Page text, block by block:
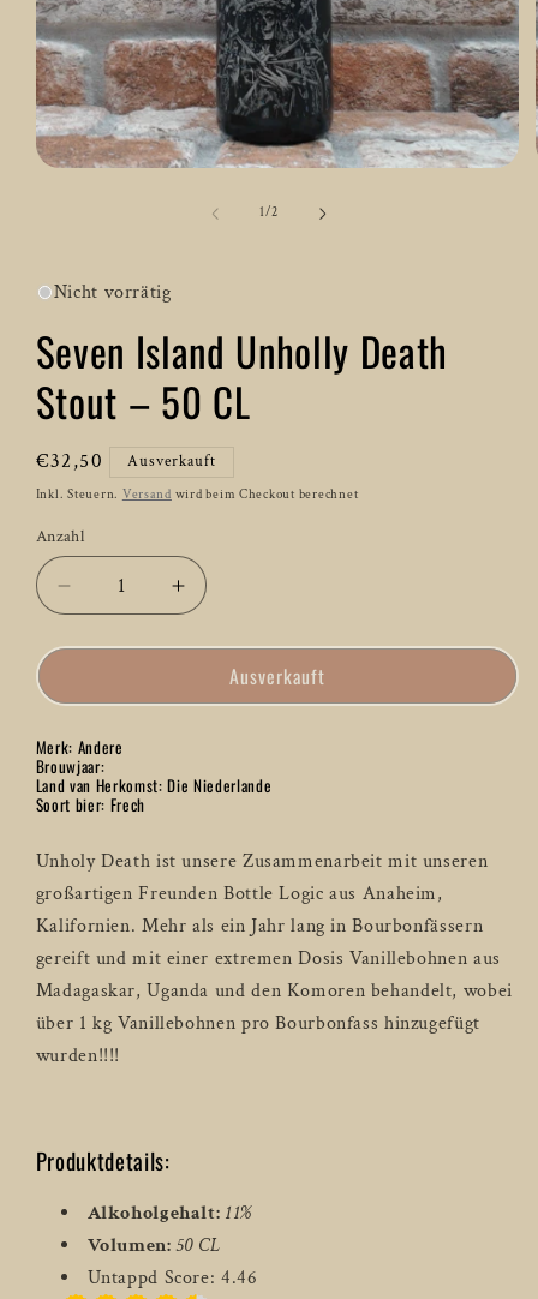
1/von
2
Nicht vorrätig
Seven Island Unholly Death
Stout – 50 CL
Normaler
Preis
€32,50 Ausverkauft
Inkl. Steuern. Versand wird beim Checkout berechnet
Anzahl
Anzahl
Verringere
die
Menge
Seven
Unholly
Death
Stout
50
CL
Erhöhe
die
Menge
Seven
Death
50
CL
Ausverkauft
Merk: Andere
Brouwjaar:
Land van Herkomst: Die Niederlande
Soort bier: Frech
Unholy Death ist unsere Zusammenarbeit mit unseren
großartigen Freunden Bottle Logic aus Anaheim,
Kalifornien. Mehr als ein Jahr lang in Bourbonfässern
gereift und mit einer extremen Dosis Vanillebohnen aus
Madagaskar, Uganda und den Komoren behandelt, wobei
über 1 kg Vanillebohnen pro Bourbonfass hinzugefügt
wurden!!!!
Produktdetails:
Alkoholgehalt: 11%
Volumen:50 CL
Untappd Score: 4.46